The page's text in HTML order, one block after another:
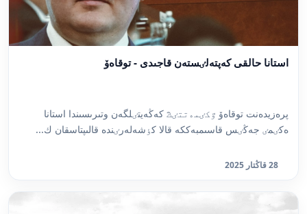
استانا حالقى كەپتەلٸستەن قاجىدى - توقاەۆ
پرەزيدەنت توقاەۆ ٷكٸمەتتٸڭ كەڭەيتٸلگەن وتىرىسىندا استانا
ەكٸمٸ جەڭٸس قاسىمبەككە قالا كٶشەلەرٸندە قالىپتاسقان ك...
28 قاڭتار 2025